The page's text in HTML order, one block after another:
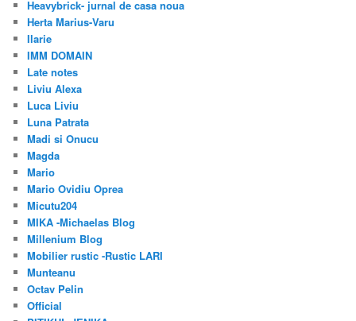
Heavybrick- jurnal de casa noua
Herta Marius-Varu
Ilarie
IMM DOMAIN
Late notes
Liviu Alexa
Luca Liviu
Luna Patrata
Madi si Onucu
Magda
Mario
Mario Ovidiu Oprea
Micutu204
MIKA -Michaelas Blog
Millenium Blog
Mobilier rustic -Rustic LARI
Munteanu
Octav Pelin
Official